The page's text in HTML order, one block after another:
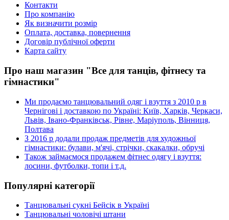
Контакти
Про компанію
Як визначити розмір
Оплата, доставка, повернення
Договір публічної оферти
Карта сайту
Про наш магазин "Все для танців, фітнесу та
гімнастики"
Ми продаємо танцювальний одяг і взуття з 2010 р в
Чернігові і доставкою по Україні: Київ, Харків, Черкаси,
Львів, Івано-Франківськ, Рівне, Маріуполь, Вінниця,
Полтава
З 2016 р додали продаж предметів для художньої
гімнастики: булави, м'ячі, стрічки, скакалки, обручі
Також займаємося продажем фітнес одягу і взуття:
лосини, футболки, топи і т.д.
Популярні категорії
Танцювальні сукні Бейсік в Україні
Танцювальні чоловічі штани